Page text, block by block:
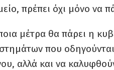
πρέπει όχι μόνο να
μέτρα θα πάρει η
που οδηγούνται
αλλά και να